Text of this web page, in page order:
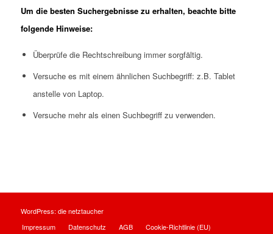
Um die besten Suchergebnisse zu erhalten, beachte bitte
folgende Hinweise:
Überprüfe die Rechtschreibung immer sorgfältig.
Versuche es mit einem ähnlichen Suchbegriff: z.B. Tablet
anstelle von Laptop.
Versuche mehr als einen Suchbegriff zu verwenden.
WordPress: die netztaucher
Impressum
Datenschutz AGB Cookie-Richtlinie (EU)